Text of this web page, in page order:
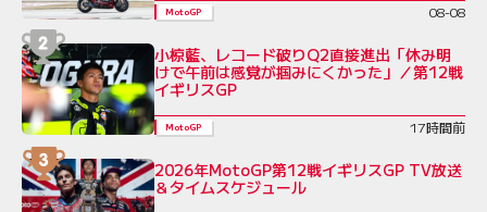
MotoGP 08-08
小椋藍、レコード破りQ2直接進出「休み明
けで午前は感覚が掴みにくかった」／第12戦
イギリスGP
MotoGP 17時間前
2026年MotoGP第12戦イギリスGP TV放送
＆タイムスケジュール